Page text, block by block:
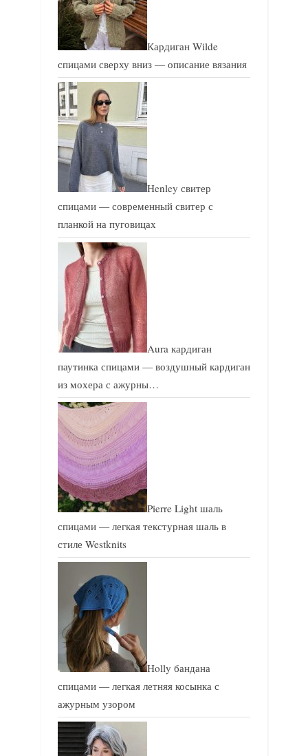
Кардиган Wilde
спицами сверху вниз — описание вязания
Henley свитер
спицами — современный свитер с
планкой на пуговицах
Aura кардиган
паутинка спицами — воздушный кардиган
из мохера с ажурны…
Pierre Light шаль
спицами — легкая текстурная шаль в
стиле Westknits
Holly бандана
спицами — легкая летняя косынка с
ажурным узором